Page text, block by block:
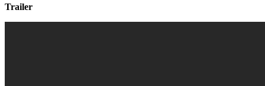
Trailer